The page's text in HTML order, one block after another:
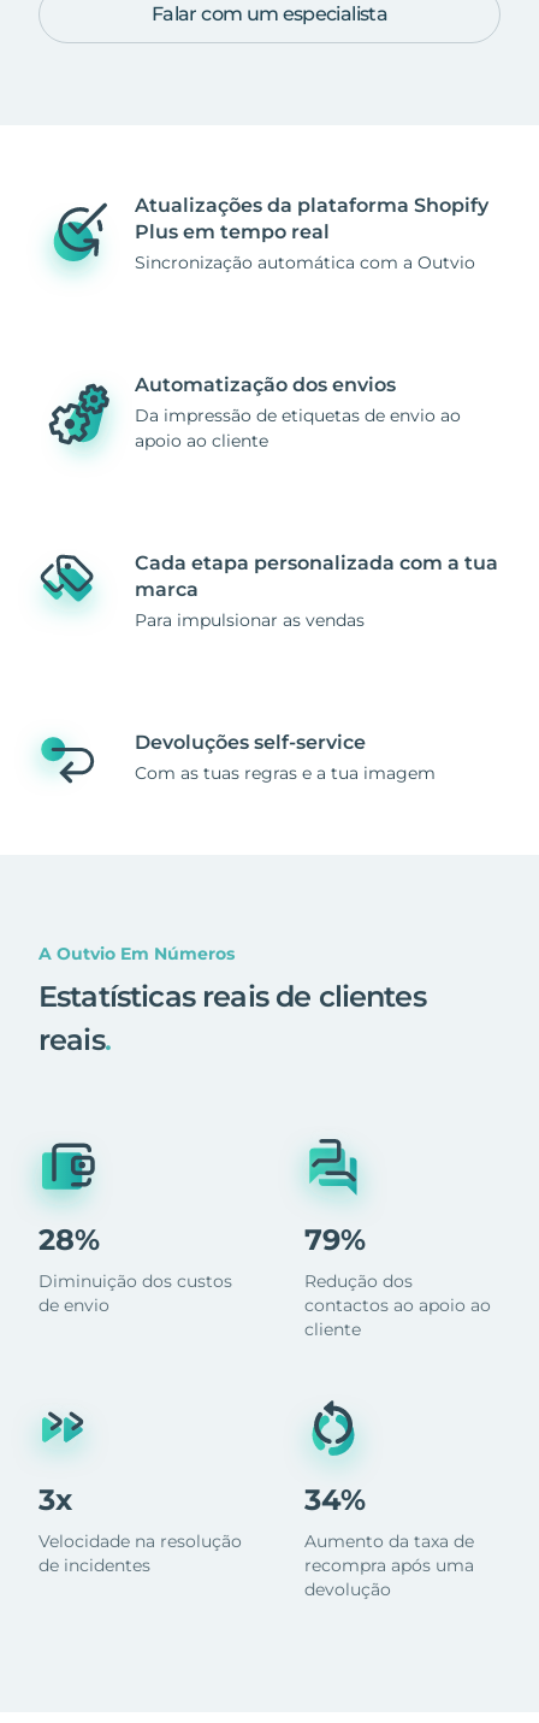
Falar com um especialista
Atualizações da plataforma Shopify
Plus em tempo real
Sincronização automática com a Outvio
Automatização dos envios
Da impressão de etiquetas de envio ao
apoio ao cliente
Cada etapa personalizada com a tua
marca
Para impulsionar as vendas
Devoluções self-service
Com as tuas regras e a tua imagem
A Outvio Em Números
Estatísticas reais de clientes
reais.
28%
Diminuição dos custos
de envio
3x
Velocidade na resolução
de incidentes
79%
Redução dos
contactos ao apoio ao
cliente
34%
Aumento da taxa de
recompra após uma
devolução